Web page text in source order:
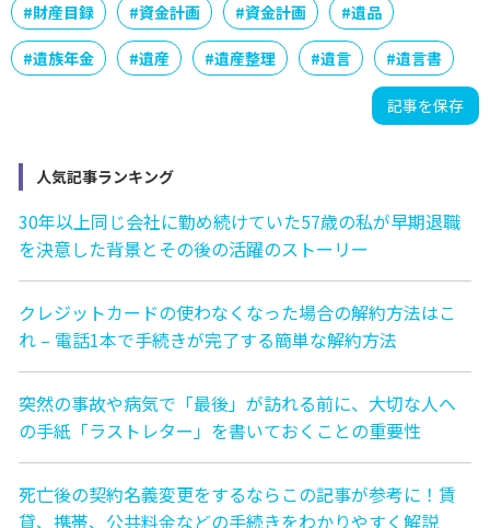
#財産目録 #資金計画 #資金計画 #遺品
#遺族年金 #遺産 #遺産整理 #遺言 #遺言書
記事を保存
人気記事ランキング
30年以上同じ会社に勤め続けていた57歳の私が早期退職
を決意した背景とその後の活躍のストーリー
クレジットカードの使わなくなった場合の解約方法はこ
れ – 電話1本で手続きが完了する簡単な解約方法
突然の事故や病気で「最後」が訪れる前に、大切な人へ
の手紙「ラストレター」を書いておくことの重要性
死亡後の契約名義変更をするならこの記事が参考に！賃
貸、携帯、公共料金などの手続きをわかりやすく解説